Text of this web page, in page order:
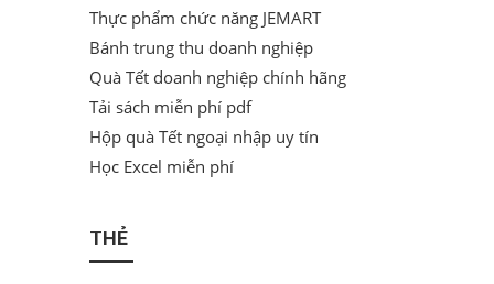
Thực phẩm chức năng JEMART
Bánh trung thu doanh nghiệp
Quà Tết doanh nghiệp chính hãng
Tải sách miễn phí pdf
Hộp quà Tết ngoại nhập uy tín
Học Excel miễn phí
THẺ